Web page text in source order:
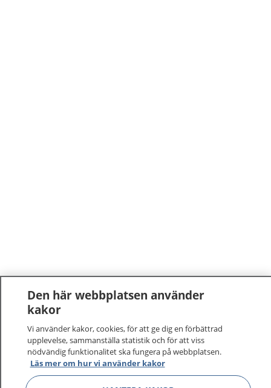
1177–tryggt om din hälsa och vård
Den här webbplatsen använder
kakor
Vi använder kakor, cookies, för att ge dig en förbättrad
upplevelse, sammanställa statistik och för att viss
nödvändig funktionalitet ska fungera på webbplatsen.
Läs mer om hur vi använder kakor